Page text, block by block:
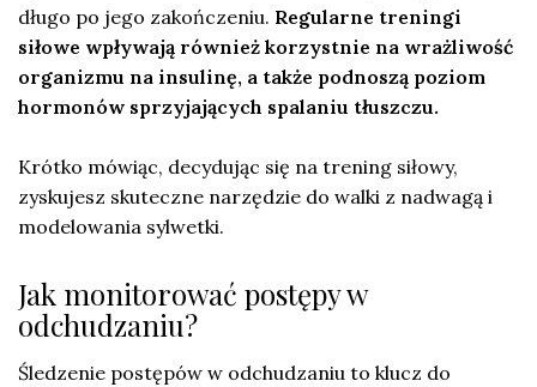
długo po jego zakończeniu. Regularne treningi
siłowe wpływają również korzystnie na wrażliwość
organizmu na insulinę, a także podnoszą poziom
hormonów sprzyjających spalaniu tłuszczu.
Krótko mówiąc, decydując się na trening siłowy,
zyskujesz skuteczne narzędzie do walki z nadwagą i
modelowania sylwetki.
Jak monitorować postępy w
odchudzaniu?
Śledzenie postępów w odchudzaniu to klucz do